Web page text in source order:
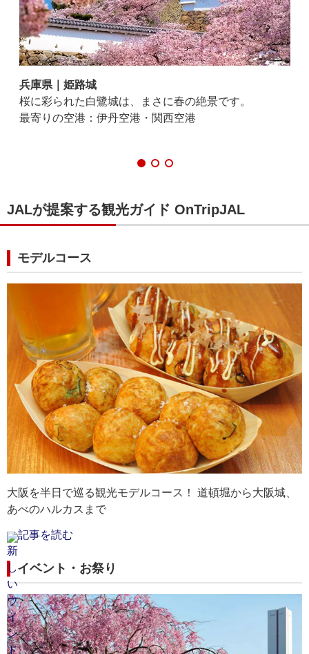
兵庫県｜姫路城
桜に彩られた白鷺城は、まさに春の絶景です。
最寄りの空港：伊丹空港・関西空港
兵庫県｜淡路島
瀬戸内海に浮かぶ島「淡路島」。3つのエリアに分かれ
南国ムード満点のエリアも。徳島まで約30分とアクセ
スも便利！
最寄りの空港：徳島空港
兵
世
ら
最
兵庫県｜竹田城跡
運が良ければ対面にある立雲峡から、雲海に浮かぶ姿
を見ることができます。
最寄りの空港：但馬空港
大
紅
点
最
兵庫県｜神戸の夜景
港町ならではのロマンチックな神戸の夜景。神戸ポー
トタワーなど、ライトアップされた名所を楽しむこと
ができます。
最寄りの空港：伊丹空港・関西空港
大
冬
ら
ま
最
JALが提案する観光ガイド OnTripJAL
モデルコース
大阪を半日で巡る観光モデルコース！ 道頓堀から大阪城、
あべのハルカスまで
記事を読む
イベント・お祭り